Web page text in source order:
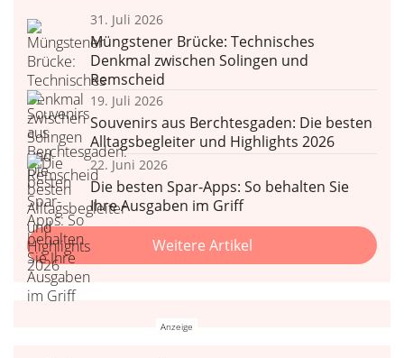
31. Juli 2026
Müngstener Brücke: Technisches
Denkmal zwischen Solingen und
Remscheid
19. Juli 2026
Souvenirs aus Berchtesgaden: Die besten
Alltagsbegleiter und Highlights 2026
22. Juni 2026
Die besten Spar-Apps: So behalten Sie
Ihre Ausgaben im Griff
Weitere Artikel